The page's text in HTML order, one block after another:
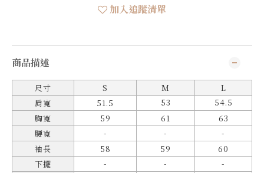
加入追蹤清單
商品描述
尺寸 S M
L
肩寬
51.5 53
54.5
胸寬
59 61
63
腰寬
- -
-
袖長
58 59
60
下擺
- -
-